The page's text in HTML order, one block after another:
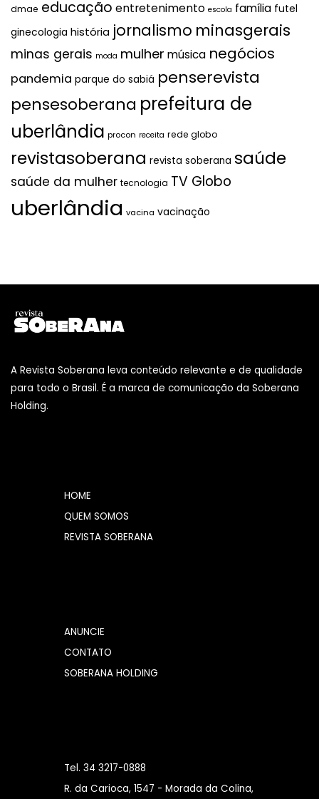
dmae educação entretenimento escola família futel
ginecologia história jornalismo minasgerais
minas gerais moda mulher música negócios
pandemia parque do sabiá penserevista
pensesoberana prefeitura de
uberlândia procon receita rede globo
revistasoberana revista soberana saúde
saúde da mulher tecnologia TV Globo
uberlândia vacina vacinação
A Revista Soberana leva conteúdo relevante e de qualidade
para todo o Brasil. É a marca de comunicação da Soberana
Holding.
HOME
QUEM SOMOS
REVISTA SOBERANA
ANUNCIE
CONTATO
SOBERANA HOLDING
Tel. 34 3217-0888
R. da Carioca, 1547 - Morada da Colina,